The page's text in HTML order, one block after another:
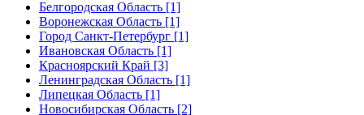
Белгородская Область [1]
Воронежская Область [1]
Город Санкт-Петербург [1]
Ивановская Область [1]
Красноярский Край [3]
Ленинградская Область [1]
Липецкая Область [1]
Новосибирская Область [2]